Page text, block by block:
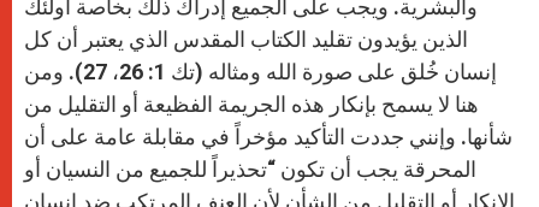
والبشرية. ويجب على الجميع إدراك ذلك بخاصة أولئك
الذين يؤيدون تقليد الكتاب المقدس الذي يعتبر أن كل
إنسان خُلق على صورة الله ومثاله (تك 1: 26، 27). ومن
هنا لا يسمح بإنكار هذه الجريمة الفظيعة أو التقليل من
شأنها. وإنني جددت التأكيد مؤخراً في مقابلة عامة على أن
المحرقة يجب أن تكون “تحذيراً للجميع من النسيان أو
الإنكار أو التقليل من الشأن لأن العنف المرتكب ضد إنسان